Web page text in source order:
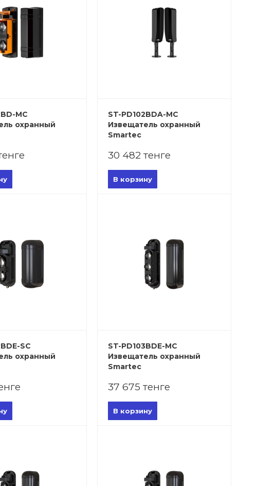
MC
охранный
ST-PD102BDA-MC
Извещатель охранный
Smartec
30 482 тенге
В корзину
SC
охранный
ST-PD103BDE-MC
Извещатель охранный
Smartec
37 675 тенге
В корзину